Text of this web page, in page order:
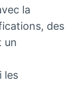
la
des
un
les